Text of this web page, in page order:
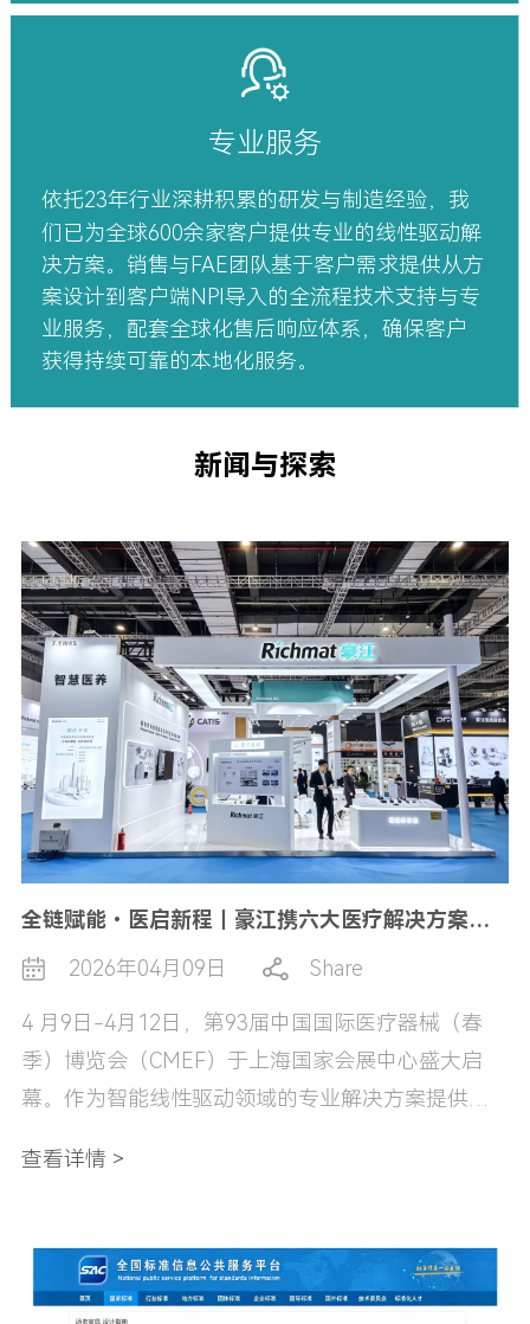
专业服务
依托23年行业深耕积累的研发与制造经验，我
们已为全球600余家客户提供专业的线性驱动解
决方案。销售与FAE团队基于客户需求提供从方
案设计到客户端NPI导入的全流程技术支持与专
业服务，配套全球化售后响应体系，确保客户
获得持续可靠的本地化服务。
新闻与探索
全链赋能・医启新程｜豪江携六大医疗解决方案亮相CMEF
2026年04月09日
Share
4 月9日-4月12日，第93届中国国际医疗器械（春
季）博览会（CMEF）于上海国家会展中心盛大启
幕。作为智能线性驱动领域的专业解决方案提供
床、护理床六大医疗场景化方案矩阵，登陆7.1W45
查看详情 >